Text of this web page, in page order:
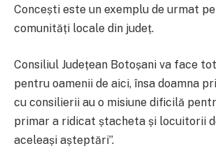
Concești este un exemplu de urmat
comunități locale din județ.
Consiliul Județean Botoșani va face
pentru oamenii de aici, însa doamna
cu consilierii au o misiune dificilă
primar a ridicat ștacheta și locuitorii
aceleași așteptări”.